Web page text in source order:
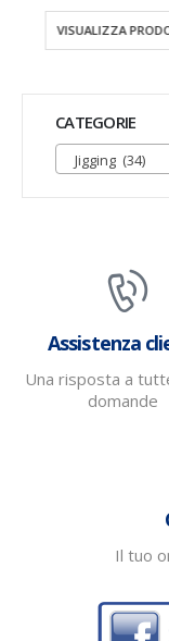
VISUALIZZA
CATEGORIE
Jigging (34)
Assistenza
Una risposta a
domande
Il tuo